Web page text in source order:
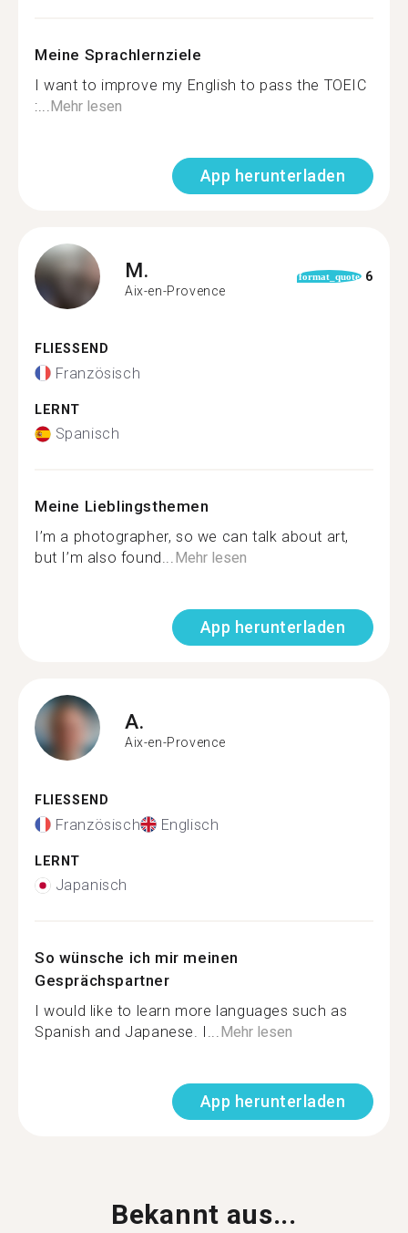
Meine Sprachlernziele
I want to improve my English to pass the TOEIC
:...Mehr lesen
App herunterladen
M.
Aix-en-Provence
format_quote 6
FLIESSEND
Französisch
LERNT
Spanisch
Meine Lieblingsthemen
I’m a photographer, so we can talk about art,
but I’m also found...Mehr lesen
App herunterladen
A.
Aix-en-Provence
FLIESSEND
Französisch Englisch
LERNT
Japanisch
So wünsche ich mir meinen
Gesprächspartner
I would like to learn more languages such as
Spanish and Japanese. I...Mehr lesen
App herunterladen
Bekannt aus...